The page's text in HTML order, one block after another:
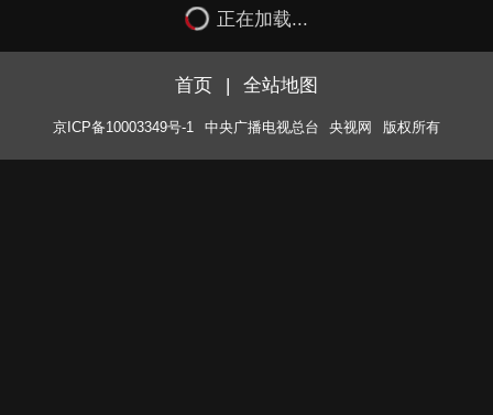
正在加载...
首页 全站地图
京ICP备10003349号-1 中央广播电视总台 央视网 版权所有